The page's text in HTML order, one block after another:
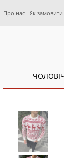
Про нас Як замовити